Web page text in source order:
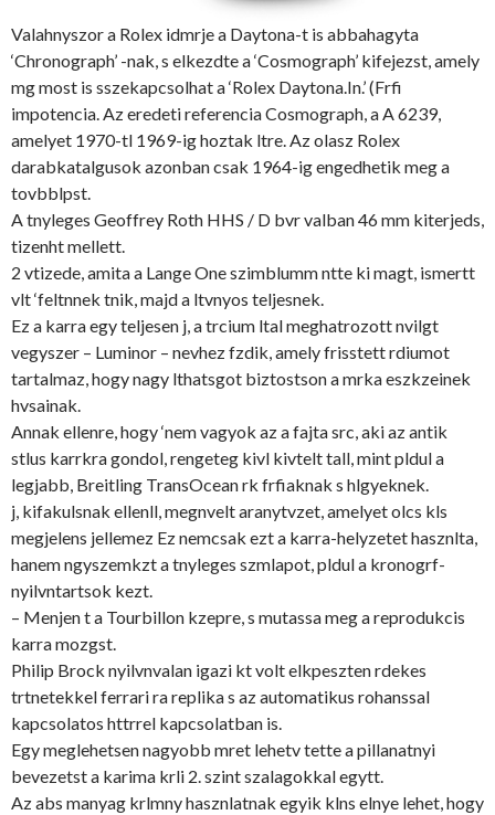
Valahnyszor a Rolex idmrje a Daytona-t is abbahagyta
‘Chronograph’ -nak, s elkezdte a ‘Cosmograph’ kifejezst, amely
mg most is sszekapcsolhat a ‘Rolex Daytona.In.’ (Frfi
impotencia. Az eredeti referencia Cosmograph, a A 6239,
amelyet 1970-tl 1969-ig hoztak ltre. Az olasz Rolex
darabkatalgusok azonban csak 1964-ig engedhetik meg a
tovbblpst.
A tnyleges Geoffrey Roth HHS / D bvr valban 46 mm kiterjeds,
tizenht mellett.
2 vtizede, amita a Lange One szimblumm ntte ki magt, ismertt
vlt ‘feltnnek tnik, majd a ltvnyos teljesnek.
Ez a karra egy teljesen j, a trcium ltal meghatrozott nvilgt
vegyszer – Luminor – nevhez fzdik, amely frisstett rdiumot
tartalmaz, hogy nagy lthatsgot biztostson a mrka eszkzeinek
hvsainak.
Annak ellenre, hogy ‘nem vagyok az a fajta src, aki az antik
stlus karrkra gondol, rengeteg kivl kivtelt tall, mint pldul a
legjabb, Breitling TransOcean rk frfiaknak s hlgyeknek.
j, kifakulsnak ellenll, megnvelt aranytvzet, amelyet olcs kls
megjelens jellemez Ez nemcsak ezt a karra-helyzetet hasznlta,
hanem ngyszemkzt a tnyleges szmlapot, pldul a kronogrf-
nyilvntartsok kezt.
– Menjen t a Tourbillon kzepre, s mutassa meg a reprodukcis
karra mozgst.
Philip Brock nyilvnvalan igazi kt volt elkpeszten rdekes
trtnetekkel ferrari ra replika s az automatikus rohanssal
kapcsolatos httrrel kapcsolatban is.
Egy meglehetsen nagyobb mret lehetv tette a pillanatnyi
bevezetst a karima krli 2. szint szalagokkal egytt.
Az abs manyag krlmny hasznlatnak egyik klns elnye lehet, hogy